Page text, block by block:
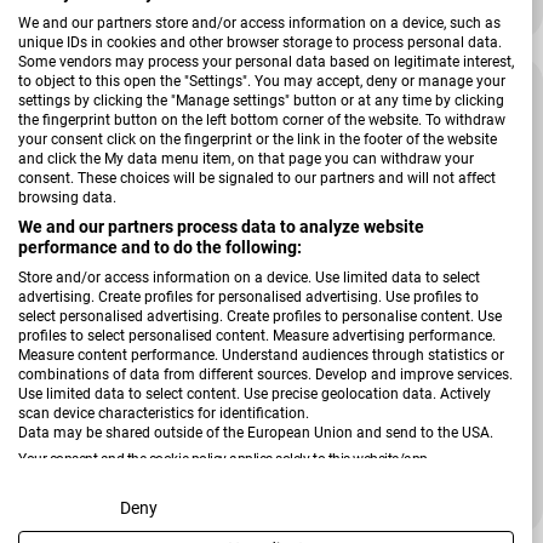
We and our partners store and/or access information on a device, such as
unique IDs in cookies and other browser storage to process personal data.
Some vendors may process your personal data based on legitimate interest,
to object to this open the "Settings". You may accept, deny or manage your
settings by clicking the "Manage settings" button or at any time by clicking
the fingerprint button on the left bottom corner of the website. To withdraw
your consent click on the fingerprint or the link in the footer of the website
and click the My data menu item, on that page you can withdraw your
consent. These choices will be signaled to our partners and will not affect
browsing data.
We and our partners process data to analyze website
performance and to do the following:
Store and/or access information on a device. Use limited data to select
advertising. Create profiles for personalised advertising. Use profiles to
select personalised advertising. Create profiles to personalise content. Use
profiles to select personalised content. Measure advertising performance.
Measure content performance. Understand audiences through statistics or
combinations of data from different sources. Develop and improve services.
Use limited data to select content. Use precise geolocation data. Actively
scan device characteristics for identification.
Data may be shared outside of the European Union and send to the USA.
Your consent and the cookie policy applies solely to this website/app.
View Partner List (2 IAB Vendors)
Deny
Verkaufspreis
489,00 €
Regulärer Preis
651,00 €
Tiefpreis
Standregal Sticks
Verkäufer:
Hardi
Regulärer Preis